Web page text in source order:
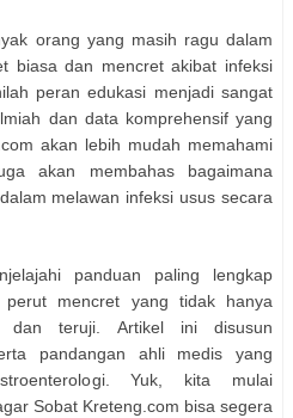
orang yang masih ragu dalam
biasa dan mencret akibat infeksi
peran edukasi menjadi sangat
dan data komprehensif yang
akan lebih mudah memahami
akan membahas bagaimana
melawan infeksi usus secara
panduan paling lengkap
mencret yang tidak hanya
teruji. Artikel ini disusun
pandangan ahli medis yang
Yuk, kita mulai
Sobat Kreteng.com bisa segera